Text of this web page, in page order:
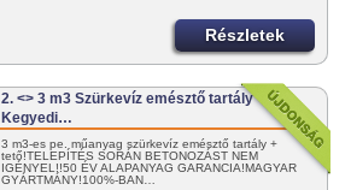
Részletek
2. <> 3 m3 Szürkevíz emésztő tartály
Kegyedi…
3 m3-es pe. műanyag szürkevíz emésztő tartály +
tető!TELEPÍTÉS SORÁN BETONOZÁST NEM
IGÉNYEL!!50 ÉV ALAPANYAG GARANCIA!MAGYAR
GYÁRTMÁNY!100%-BAN…